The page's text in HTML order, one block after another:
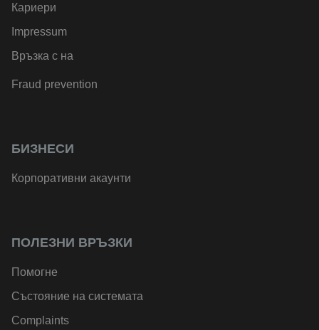
Кариери
Impressum
Връзка с на
Fraud prevention
БИЗНЕСИ
Корпоративни акаунти
ПОЛЕЗНИ ВРЪЗКИ
Помогне
Състояние на системата
Complaints